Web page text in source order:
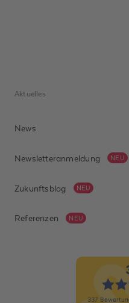
Aktuelles
News
Newsletteranmeldung NEU
Zukunftsblog NEU
Referenzen NEU